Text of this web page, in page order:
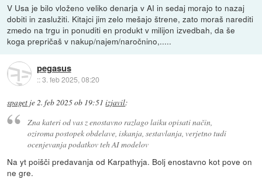
V Usa je bilo vloženo veliko denarja v AI in sedaj morajo to nazaj
dobiti in zaslužiti. Kitajci jim zelo mešajo štrene, zato moraš narediti
zmedo na trgu in ponuditi en produkt v milijon izvedbah, da še
koga prepričaš v nakup/najem/naročnino,.....
pegasus
::3. feb 2025, 08:20
spaget je2. feb 2025 ob 19:51 izjavil:
Zna kateri od vas z enostavno razlago laiku opisati način,
oziroma postopek obdelave, iskanja, sestavlanja, verjetno tudi
ocenjevanja podatkov teh AI modelov
Na yt poišči predavanja od Karpathyja. Bolj enostavno kot pove on
ne gre.